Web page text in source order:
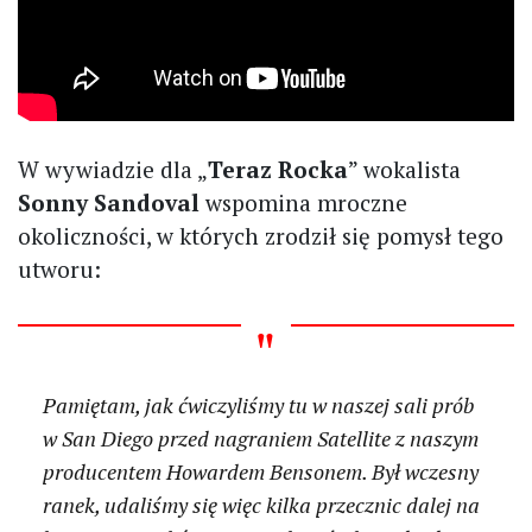
W wywiadzie dla „Teraz Rocka” wokalista
Sonny Sandovalwspomina mroczne
okoliczności, w których zrodził się pomysł tego
utworu:
Pamiętam, jak ćwiczyliśmy tu w naszej sali prób
w San Diego przed nagraniemSatellitez naszym
producentem Howardem Bensonem. Był wczesny
ranek, udaliśmy się więc kilka przecznic dalej na